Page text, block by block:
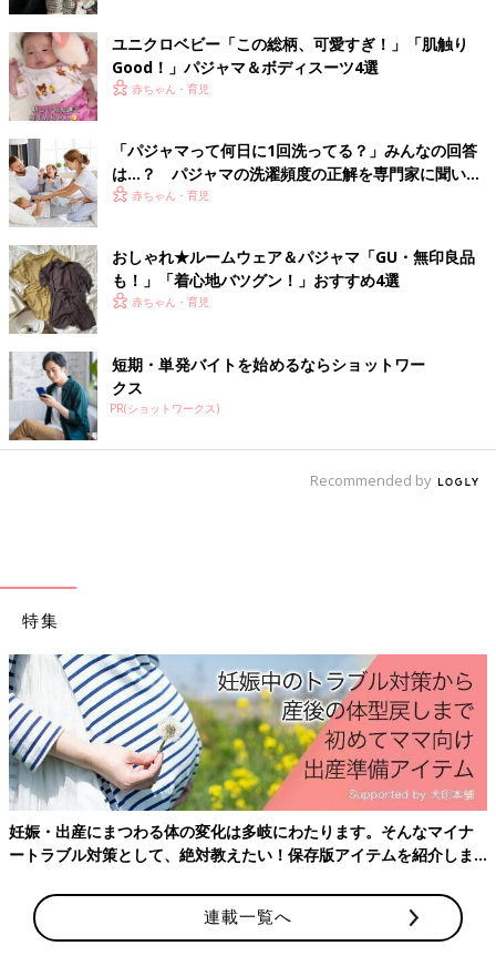
出典：Instagramアカウント「Yu」
こちらは、大人気のジェラートピケの子ども用のパジャマ。Yuさ
指名買い！西松屋で見つけた一目惚れパジャマ
ユニクロベビー「この総柄、可愛すぎ！」「肌触り
Good！」パジャマ＆ボディスーツ4選
赤ちゃん・育児
「パジャマって何日に1回洗ってる？」みんなの回答
は…？ パジャマの洗濯頻度の正解を専門家に聞いて
みた。
赤ちゃん・育児
おしゃれ★ルームウェア＆パジャマ「GU・無印良品
も！」「着心地バツグン！」おすすめ4選
赤ちゃん・育児
短期・単発バイトを始めるならショットワー
クス
PR(ショットワークス)
Recommended by
特集
妊娠・出産にまつわる体の変化は多岐にわたります。そんなマイナ
ートラブル対策として、絶対教えたい！保存版アイテムを紹介しま
連載一覧へ